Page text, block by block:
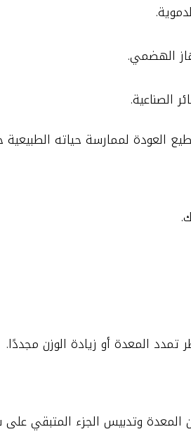
الهضمي.
الصناعية.
العودة لممارسة حياته الطبيعية
تمدد المعدة أو زيادة الوزن مجددًا.